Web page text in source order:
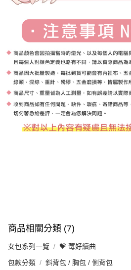
商品相關分類 (7)
女包系列一覽 💝 莓好續曲
包款分類 斜背包 / 胸包 / 側背包